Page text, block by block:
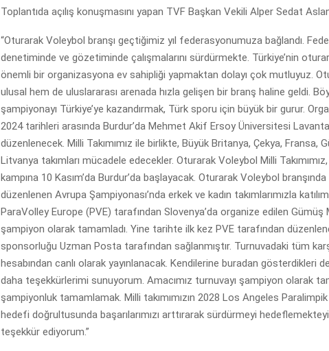
Toplantıda açılış konuşmasını yapan TVF Başkan Vekili Alper Sedat
“Oturarak Voleybol branşı geçtiğimiz yıl federasyonumuza bağlandı.
denetiminde ve gözetiminde çalışmalarını sürdürmekte. Türkiye’nin
önemli bir organizasyona ev sahipliği yapmaktan dolayı çok mutluyuz.
ulusal hem de uluslararası arenada hızla gelişen bir branş haline geldi.
şampiyonayı Türkiye’ye kazandırmak, Türk sporu için büyük bir gurur.
2024 tarihleri arasında Burdur’da Mehmet Akif Ersoy Üniversitesi
düzenlenecek. Milli Takımımız ile birlikte, Büyük Britanya, Çekya, Fransa,
Litvanya takımları mücadele edecekler. Oturarak Voleybol Milli
kampına 10 Kasım’da Burdur’da başlayacak. Oturarak Voleybol
düzenlenen Avrupa Şampiyonası’nda erkek ve kadın takımlarımızla katılım
ParaVolley Europe (PVE) tarafından Slovenya’da organize edilen Gümüş
şampiyon olarak tamamladı. Yine tarihte ilk kez PVE tarafından
sponsorluğu Uzman Posta tarafından sağlanmıştır. Turnuvadaki tüm
hesabından canlı olarak yayınlanacak. Kendilerine buradan gösterdikleri
daha teşekkürlerimi sunuyorum. Amacımız turnuvayı şampiyon olarak
şampiyonluk tamamlamak. Milli takımımızın 2028 Los Angeles Paralimpik
hedefi doğrultusunda başarılarımızı arttırarak sürdürmeyi
teşekkür ediyorum.”